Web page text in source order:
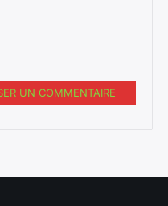
UN COMMENTAIRE